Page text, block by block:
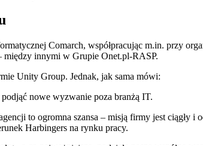
Comarch, współpracując m.in. przy
między innymi w Grupie Onet.pl-RASP.
Unity Group. Jednak, jak sama mówi:
podjąć nowe wyzwanie poza branżą IT.
to ogromna szansa – misją firmy jest ciągły
Harbingers na rynku pracy.